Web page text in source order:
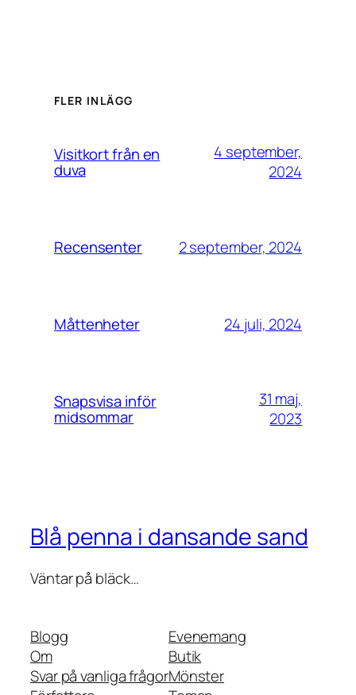
FLER INLÄGG
Visitkort från en
duva
4 september,
2024
Recensenter 2 september, 2024
Måttenheter 24 juli, 2024
Snapsvisa inför
midsommar
31 maj,
2023
Blå penna i dansande sand
Väntar på bläck…
Blogg
Om
Svar på vanliga frågor
Evenemang
Butik
Mönster